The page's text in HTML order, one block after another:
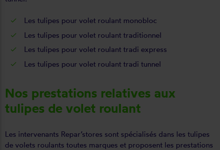
Les tulipes pour volet roulant monobloc
Les tulipes pour volet roulant traditionnel
Les tulipes pour volet roulant tradi express
Les tulipes pour volet roulant tradi tunnel
Nos prestations relatives aux
tulipes de volet roulant
Les intervenants Repar’stores sont spécialisés dans les tulipes
de volets roulants toutes marques et proposent les prestations